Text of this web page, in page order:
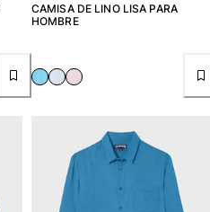
CAMISA DE LINO LISA PARA
HOMBRE